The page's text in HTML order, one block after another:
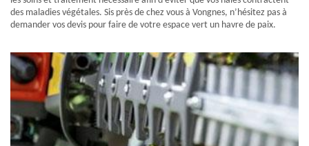
des maladies végétales. Sis près de chez vous à Vongnes, n’hésitez pas à
demander vos devis pour faire de votre espace vert un havre de paix.